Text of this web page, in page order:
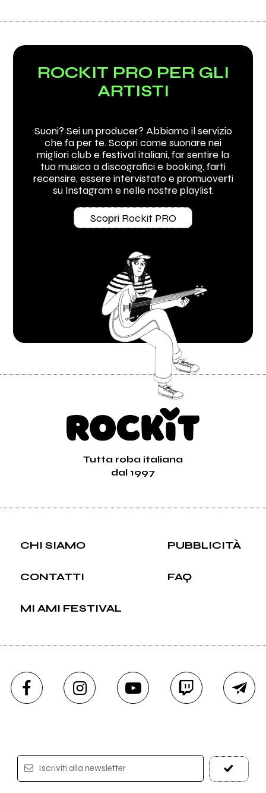
ROCKIT PRO PER GLI
ARTISTI
Suoni? Sei un producer? Abbiamo il servizio
che fa per te. Scopri come suonare nei
migliori club e festival italiani, far sentire la
tua musica a discografici e booking, farti
recensire, essere intervistato e promuoverti
su Instagram e nelle nostre playlist.
Scopri Rockit PRO
Tutta roba italiana
dal 1997
CHI SIAMO PUBBLICITÀ
CONTATTI FAQ
MI AMI FESTIVAL
Iscriviti alla newsletter